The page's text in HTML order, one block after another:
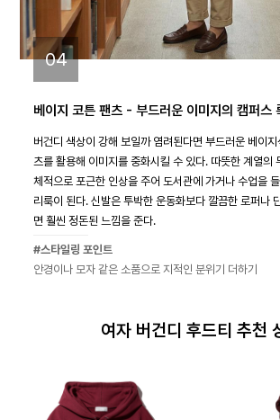
04
베이지 코튼 팬츠 - 부드러운 이미지의 캠퍼스
버건디 색상이 강해 보일까 염려된다면 부드러운 베이
츠를 활용해 이미지를 중화시킬 수 있다. 따뜻한 계열의
체적으로 포근한 인상을 주어 도서관에 가거나 수업을
리룩이 된다. 신발은 투박한 운동화보다 깔끔한 로퍼나
면 훨씬 정돈된 느낌을 준다.
#스타일링 포인트
안경이나 모자 같은 소품으로 지적인 분위기 더하기
여자 버건디 후드티 추천